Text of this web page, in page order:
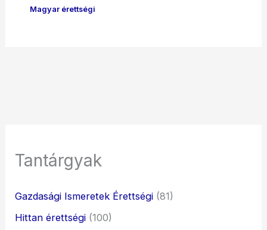
Magyar érettségi
Tantárgyak
Gazdasági Ismeretek Érettségi (81)
Hittan érettségi (100)